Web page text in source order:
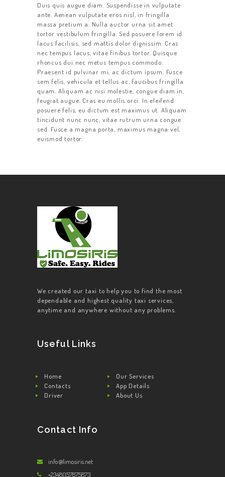
CONTACT US
BECOME A
DRIVER
Duis quis augue diam. Suspendisse in vulputate
ante. Aenean vulputate eros nisl, in fringilla
massa pretium a. Nulla auctor urna sit amet
tortor vestibulum fringilla. Sed posuere lorem id
lacus facilisis, sed mattis dolor dignissim. Cras
nec tempus lacus, vitae finibus tortor. Quisque
rhoncus dui nec metus tempus commodo.
Praesent id pulvinar mi, ac dictum ipsum. Fusce
sem felis, vehicula et tellus ac, faucibus fringilla
quam. Aliquam ac nisi molestie, congue diam in,
feugiat augue. Cras eu mollis orci. In eleifend
posuere felis, eu dictum est maximus ut. Aliquam
tincidunt nunc nunc, vitae rutrum urna congue
sed. Fusce a magna porta, maximus magna vel,
euismod tortor.
We created our taxi to help you to find the most
dependable and highest quality taxi services,
anytime and anywhere without any problems.
Useful Links
Home
Our Services
Contacts
App Details
Driver
About Us
Contact Info
info@limosiris.net
+2348057875873